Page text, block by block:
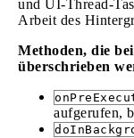
und UI-Thread-
Arbeit des
Methoden, die
überschrieben
aufgerufen,